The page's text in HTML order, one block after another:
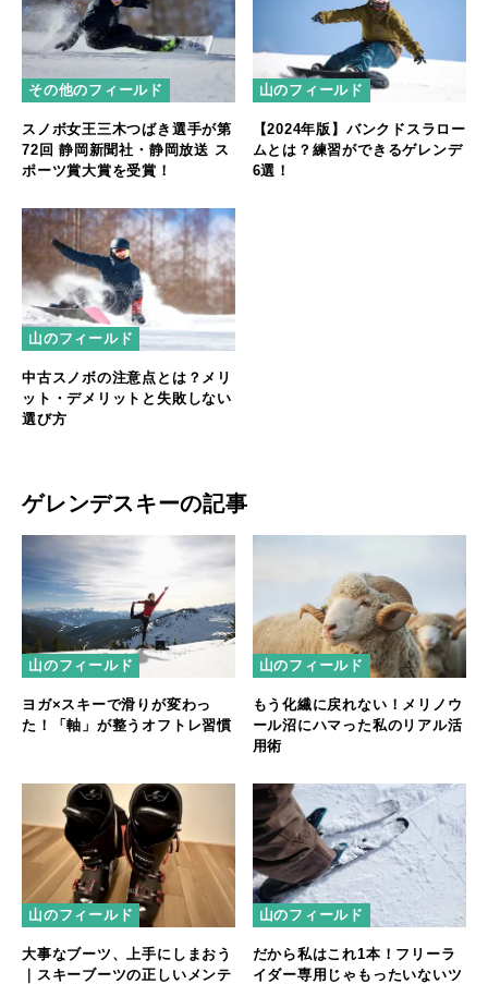
その他のフィールド
スノボ女王三木つばき選手が第
72回 静岡新聞社・静岡放送 ス
ポーツ賞大賞を受賞！
山のフィールド
【2024年版】バンクドスラロー
ムとは？練習ができるゲレンデ
6選！
山のフィールド
中古スノボの注意点とは？メリ
ット・デメリットと失敗しない
選び方
ゲレンデスキーの記事
山のフィールド
ヨガ×スキーで滑りが変わっ
た！「軸」が整うオフトレ習慣
山のフィールド
もう化繊に戻れない！メリノウ
ール沼にハマった私のリアル活
用術
山のフィールド
大事なブーツ、上手にしまおう
｜スキーブーツの正しいメンテ
山のフィールド
だから私はこれ1本！フリーラ
イダー専用じゃもったいないツ